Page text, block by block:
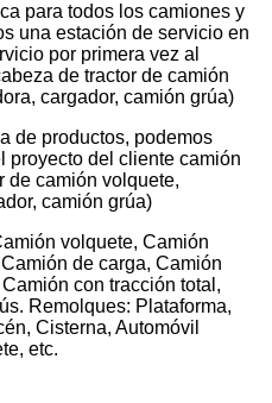
para todos los camiones y
una estación de servicio en
por primera vez al
de tractor de camión
cargador, camión grúa)
de productos, podemos
proyecto del cliente camión
de camión volquete,
camión grúa)
volquete, Camión
de carga, Camión
con tracción total,
Remolques: Plataforma,
Cisterna, Automóvil
etc.